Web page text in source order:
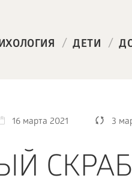
/ ДЕТИ /
16 марта 2021 3